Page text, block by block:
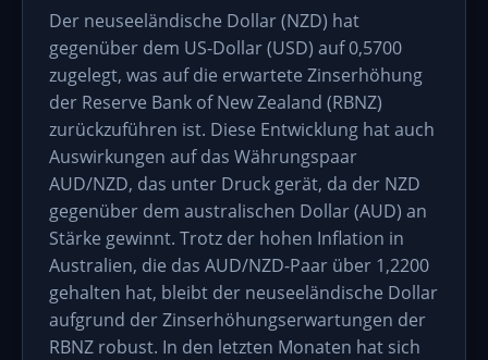
Der neuseeländische Dollar (NZD) hat
gegenüber dem US-Dollar (USD) auf 0,5700
zugelegt, was auf die erwartete Zinserhöhung
der Reserve Bank of New Zealand (RBNZ)
zurückzuführen ist. Diese Entwicklung hat auch
Auswirkungen auf das Währungspaar
AUD/NZD, das unter Druck gerät, da der NZD
gegenüber dem australischen Dollar (AUD) an
Stärke gewinnt. Trotz der hohen Inflation in
Australien, die das AUD/NZD-Paar über 1,2200
gehalten hat, bleibt der neuseeländische Dollar
aufgrund der Zinserhöhungserwartungen der
RBNZ robust. In den letzten Monaten hat sich